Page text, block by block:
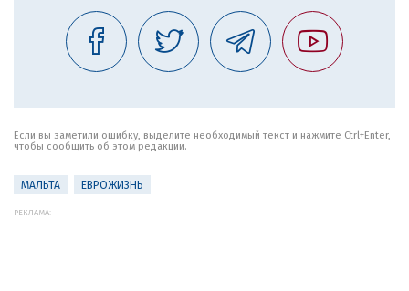
Если вы заметили ошибку, выделите необходимый текст и нажмите Ctrl+Enter,
чтобы сообщить об этом редакции.
МАЛЬТА ЕВРОЖИЗНЬ
РЕКЛАМА: